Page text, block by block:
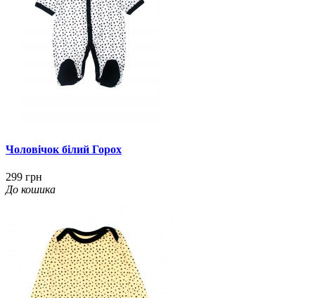
Чоловічок білий Горох
299 грн
До кошика